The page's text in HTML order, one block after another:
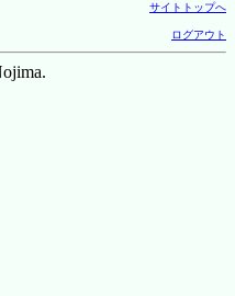
サイトトップへ
ログアウト